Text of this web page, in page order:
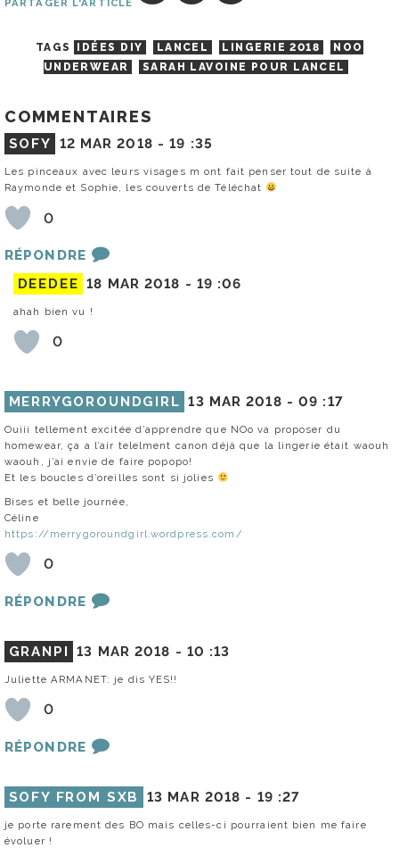
PARTAGER L'ARTICLE
TAGS IDÉES DIY LANCEL LINGERIE 2018
NOO
UNDERWEAR
SARAH LAVOINE POUR LANCEL
COMMENTAIRES
SOFY 12 MAR 2018 -19 :35
Les pinceaux avec leurs visages m ont fait penser tout de suite à
Raymonde et Sophie, les couverts de Téléchat
0
RÉPONDRE
DEEDEE 18 MAR 2018 - 19 :06
ahah bien vu !
0
MERRYGOROUNDGIRL 13 MAR 2018 -09 :17
Ouiii tellement excitée d’apprendre que NOo va proposer du
homewear, ça a l’air telelment canon déjà que la lingerie était waouh
waouh, j’ai envie de faire popopo!
Et les boucles d’oreilles sont si jolies
Bises et belle journée,
Céline
https://merrygoroundgirl.wordpress.com/
0
RÉPONDRE
GRANPI 13 MAR 2018 - 10 :13
Juliette ARMANET: je dis YES!!
0
RÉPONDRE
SOFY FROM SXB 13 MAR 2018 - 19 :27
je porte rarement des BO mais celles-ci pourraient bien me faire
évoluer !